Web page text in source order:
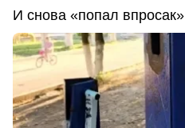
И снова «попал впросак»